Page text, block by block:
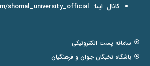
کانال ایتا: shomal_university_official
سامانه پست الکترونیکی
باشگاه نخبگان جوان و فرهنگیان